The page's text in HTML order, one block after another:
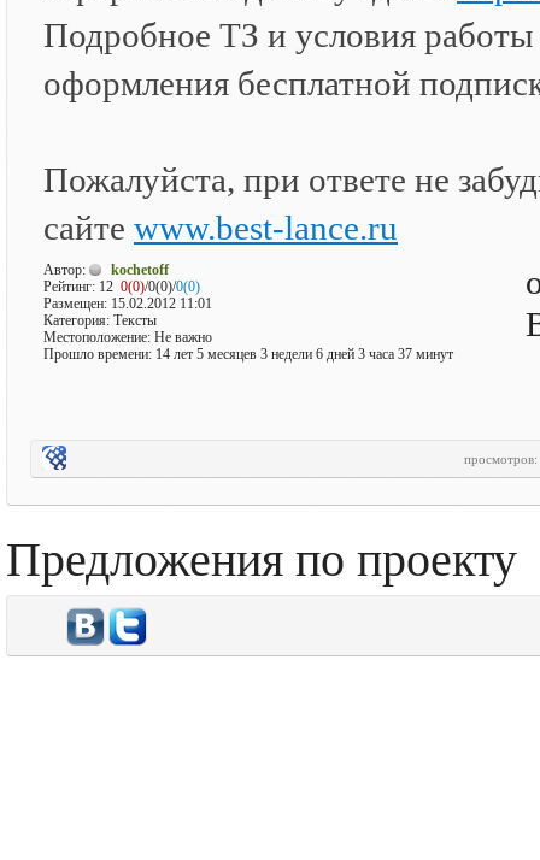
Подробное ТЗ и условия
оформления бесплатной
Пожалуйста, при ответе не
сайте www.best-lance.ru
Автор:
kochetoff
Рейтинг: 12 0(0)/0(0)/0(0)
Размещен: 15.02.2012 11:01
Категория: Тексты
Местоположение: Не важно
Прошло времени: 14 лет 5 месяцев 3 недели 6 дней 3 часа 37 минут
просмотров:
Предложения по проекту